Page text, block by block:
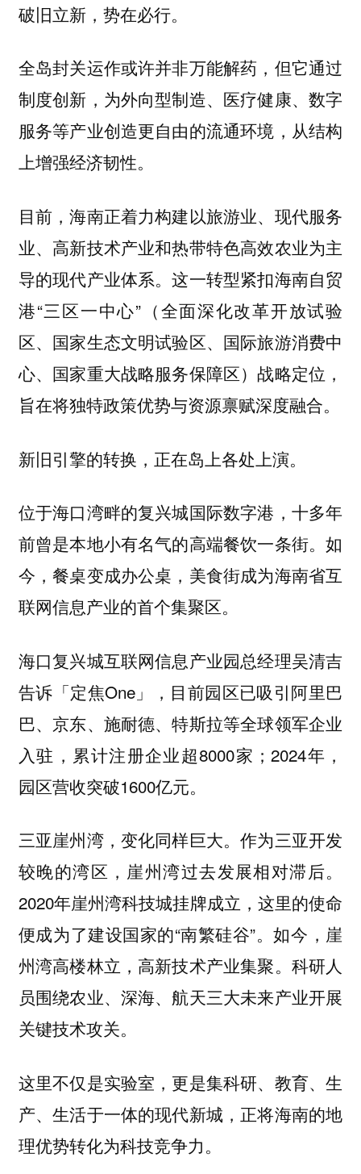
破旧立新，势在必行。
全岛封关运作或许并非万能解药，但它通过
制度创新，为外向型制造、医疗健康、数字
服务等产业创造更自由的流通环境，从结构
上增强经济韧性。
目前，海南正着力构建以旅游业、现代服务
业、高新技术产业和热带特色高效农业为主
导的现代产业体系。这一转型紧扣海南自贸
港“三区一中心”（全面深化改革开放试验
区、国家生态文明试验区、国际旅游消费中
心、国家重大战略服务保障区）战略定位，
旨在将独特政策优势与资源禀赋深度融合。
新旧引擎的转换，正在岛上各处上演。
位于海口湾畔的复兴城国际数字港，十多年
前曾是本地小有名气的高端餐饮一条街。如
今，餐桌变成办公桌，美食街成为海南省互
联网信息产业的首个集聚区。
海口复兴城互联网信息产业园总经理吴清吉
告诉「定焦One」，目前园区已吸引阿里巴
巴、京东、施耐德、特斯拉等全球领军企业
入驻，累计注册企业超8000家；2024年，
园区营收突破1600亿元。
三亚崖州湾，变化同样巨大。作为三亚开发
较晚的湾区，崖州湾过去发展相对滞后。
2020年崖州湾科技城挂牌成立，这里的使命
便成为了建设国家的“南繁硅谷”。如今，崖
州湾高楼林立，高新技术产业集聚。科研人
员围绕农业、深海、航天三大未来产业开展
关键技术攻关。
这里不仅是实验室，更是集科研、教育、生
产、生活于一体的现代新城，正将海南的地
理优势转化为科技竞争力。